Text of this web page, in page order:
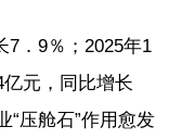
7．9％；2025年1
元，同比增长
“压舱石”作用愈发